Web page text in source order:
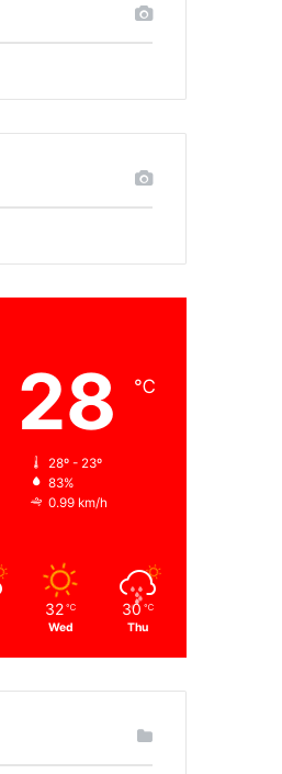
28 ℃
28º - 23º
83%
0.99 km/h
32 ℃
Wed
30 ℃
Thu